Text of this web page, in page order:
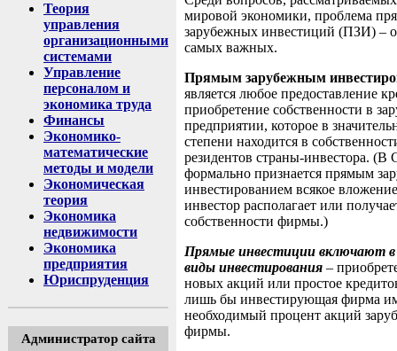
Теория
управления
организационными
системами
Управление
персоналом и
экономика труда
Финансы
Экономико-
математические
методы и модели
Экономическая
теория
Экономика
недвижимости
Экономика
предприятия
Юриспруденция
Администратор сайта
мировой экономики, проблема
зарубежных инвестиций (ПЗИ) –
самых важных.
Прямым зарубежным
является любое предоставление
приобретение собственности в
предприятии, которое в
степени находится в
резидентов страны-инвестора.
формально признается прямым
инвестированием всякое
инвестор располагает или
собственности фирмы.)
Прямые инвестиции включают
виды инвестирования –
новых акций или простое
лишь бы инвестирующая фирма
необходимый процент акций
фирмы.